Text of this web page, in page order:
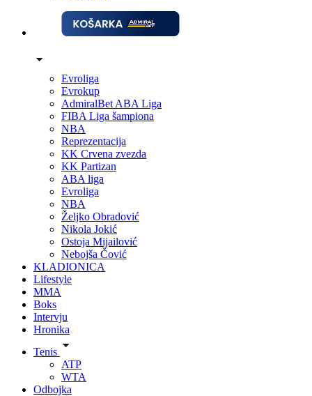
Evroliga
Evrokup
AdmiralBet ABA Liga
FIBA Liga šampiona
NBA
Reprezentacija
KK Crvena zvezda
KK Partizan
ABA liga
Evroliga
NBA
Željko Obradović
Nikola Jokić
Ostoja Mijailović
Nebojša Čović
KLADIONICA
Lifestyle
MMA
Boks
Intervju
Hronika
Tenis
ATP
WTA
Odbojka